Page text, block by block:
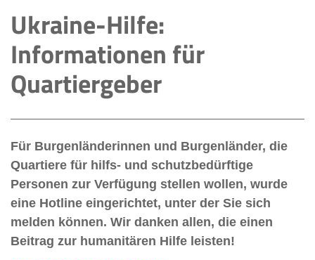
Ukraine-Hilfe:
Informationen für
Quartiergeber
Für Burgenländerinnen und Burgenländer, die
Quartiere für hilfs- und schutzbedürftige
Personen zur Verfügung stellen wollen, wurde
eine Hotline eingerichtet, unter der Sie sich
melden können. Wir danken allen, die einen
Beitrag zur humanitären Hilfe leisten!